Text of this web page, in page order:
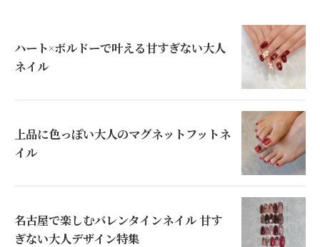
ハート×ボルドーで叶える甘すぎない大人
ネイル
上品に色っぽい大人のマグネットフットネ
イル
名古屋で楽しむバレンタインネイル 甘す
ぎない大人デザイン特集